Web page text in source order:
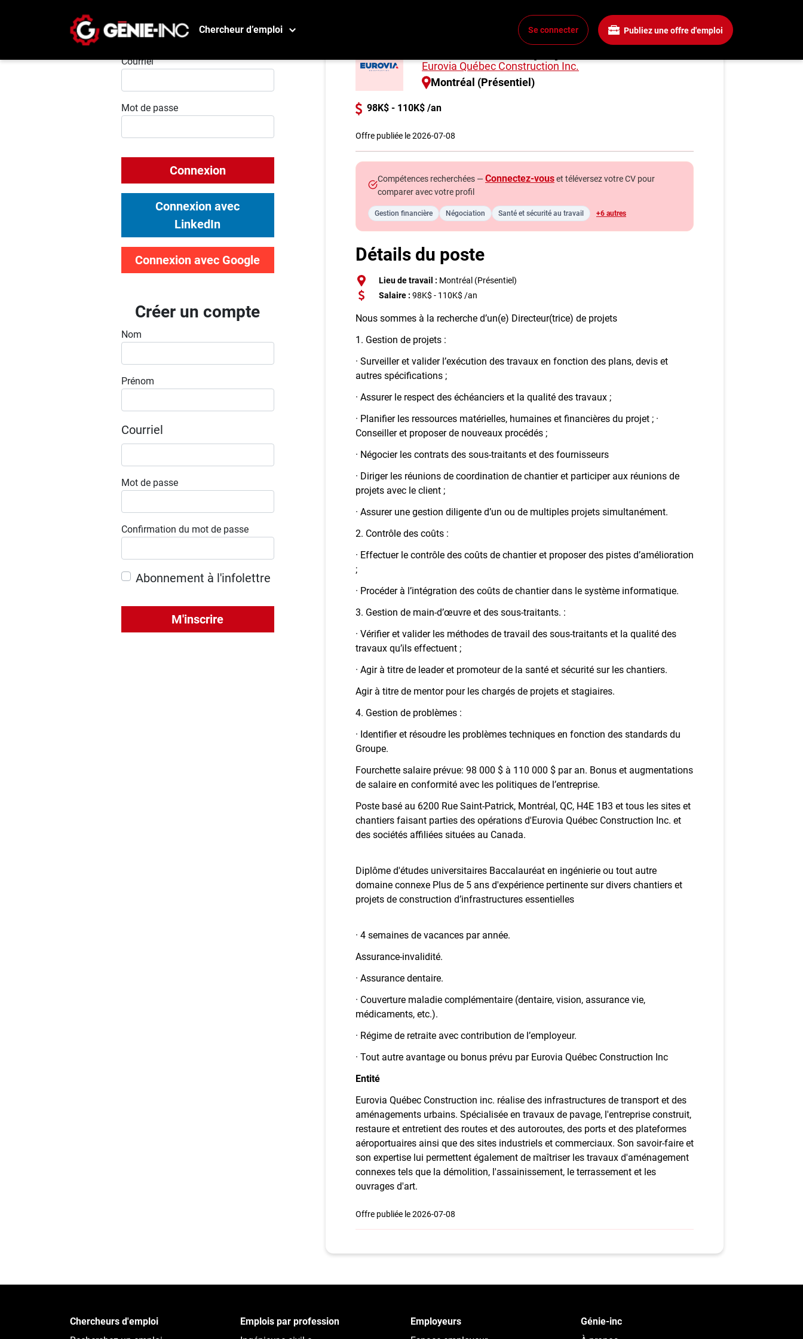
Chercheur d’emploi Se connecter Publiez une offre d'emploi
Créez un compte
Ma boîte à outils
Métiers
Publiez une offre d'emploi
Connexion
Courriel
Mot de passe
Connexion
Connexion avec
LinkedIn
Connexion avec Google
Créer un compte
Nom
Prénom
Courriel
Mot de passe
Confirmation du mot de passe
Abonnement à l'infolettre
M'inscrire
Eurovia Québec Construction Inc.
Montréal (Présentiel)
98K$ - 110K$ /an
Offre publiée le 2026-07-08
Compétences recherchées —Connectez-vouset téléversez votre CV pour
comparer avec votre profil
Gestion financière Négociation Santé et sécurité au travail +6 autres
Détails du poste
Lieu de travail : Montréal (Présentiel)
Salaire : 98K$ - 110K$ /an
Nous sommes à la recherche d’un(e) Directeur(trice) de projets
1. Gestion de projets :
· Surveiller et valider l’exécution des travaux en fonction des plans, devis et
autres spécifications ;
· Assurer le respect des échéanciers et la qualité des travaux ;
· Planifier les ressources matérielles, humaines et financières du projet ; ·
Conseiller et proposer de nouveaux procédés ;
· Négocier les contrats des sous-traitants et des fournisseurs
· Diriger les réunions de coordination de chantier et participer aux réunions de
projets avec le client ;
· Assurer une gestion diligente d’un ou de multiples projets simultanément.
2. Contrôle des coûts :
· Effectuer le contrôle des coûts de chantier et proposer des pistes d’amélioration
;
· Procéder à l’intégration des coûts de chantier dans le système informatique.
3. Gestion de main-d’œuvre et des sous-traitants. :
· Vérifier et valider les méthodes de travail des sous-traitants et la qualité des
travaux qu’ils effectuent ;
· Agir à titre de leader et promoteur de la santé et sécurité sur les chantiers.
Agir à titre de mentor pour les chargés de projets et stagiaires.
4. Gestion de problèmes :
· Identifier et résoudre les problèmes techniques en fonction des standards du
Groupe.
Fourchette salaire prévue: 98 000 $ à 110 000 $ par an. Bonus et augmentations
de salaire en conformité avec les politiques de l’entreprise.
Poste basé au 6200 Rue Saint-Patrick, Montréal, QC, H4E 1B3 et tous les sites et
chantiers faisant parties des opérations d'Eurovia Québec Construction Inc. et
des sociétés affiliées situées au Canada.
Diplôme d'études universitaires Baccalauréat en ingénierie ou tout autre
domaine connexe Plus de 5 ans d'expérience pertinente sur divers chantiers et
projets de construction d’infrastructures essentielles
· 4 semaines de vacances par année.
Assurance-invalidité.
· Assurance dentaire.
· Couverture maladie complémentaire (dentaire, vision, assurance vie,
médicaments, etc.).
· Régime de retraite avec contribution de l’employeur.
· Tout autre avantage ou bonus prévu par Eurovia Québec Construction Inc
Entité
Eurovia Québec Construction inc. réalise des infrastructures de transport et des
aménagements urbains. Spécialisée en travaux de pavage, l'entreprise construit,
restaure et entretient des routes et des autoroutes, des ports et des plateformes
aéroportuaires ainsi que des sites industriels et commerciaux. Son savoir-faire et
son expertise lui permettent également de maîtriser les travaux d'aménagement
connexes tels que la démolition, l'assainissement, le terrassement et les
ouvrages d'art.
Offre publiée le 2026-07-08
Chercheurs d'emploi
Emplois par profession
Employeurs
Génie-inc